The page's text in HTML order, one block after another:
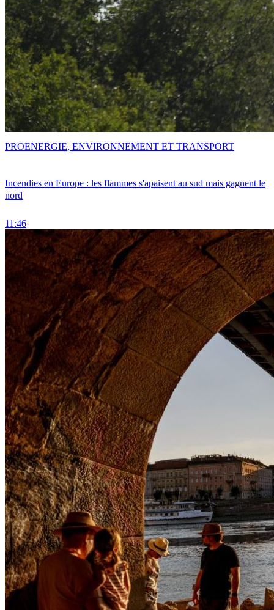
Incendies en Europe : les flammes s'apaisent au sud mais gagnent le
nord
11:46
PROENERGIE, ENVIRONNEMENT ET TRANSPORT